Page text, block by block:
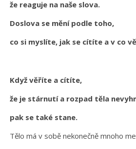
že reaguje na naše slova.
Doslova se mění podle toho,
co si myslíte, jak se cítíte a v co
Když věříte a cítíte,
že je stárnutí a rozpad těla
pak se také stane.
Tělo má v sobě nekonečně mnoho